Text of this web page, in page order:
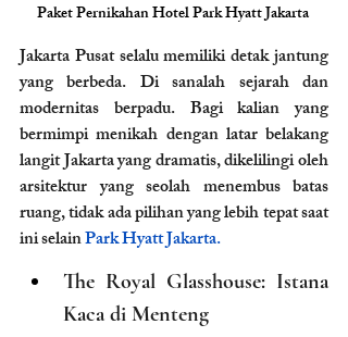
Paket Pernikahan Hotel Park Hyatt Jakarta
Jakarta Pusat selalu memiliki detak jantung
yang berbeda. Di sanalah sejarah dan
modernitas berpadu. Bagi kalian yang
bermimpi menikah dengan latar belakang
langit Jakarta yang dramatis, dikelilingi oleh
arsitektur yang seolah menembus batas
ruang, tidak ada pilihan yang lebih tepat saat
ini selain Park Hyatt Jakarta.
The Royal Glasshouse: Istana
Kaca di Menteng